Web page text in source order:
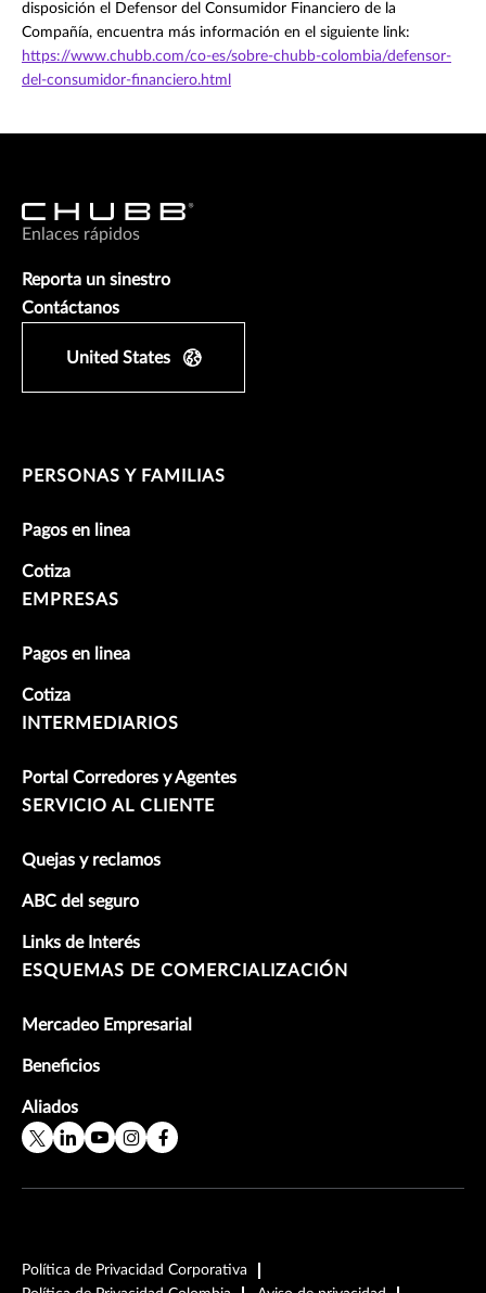
disposición el Defensor del Consumidor Financiero de la
Compañía, encuentra más información en el siguiente link:
https://www.chubb.com/co-es/sobre-chubb-colombia/defensor-
del-consumidor-financiero.html
Enlaces rápidos
Reporta un sinestro
Contáctanos
United States
PERSONAS Y FAMILIAS
Pagos en linea
Cotiza
EMPRESAS
Pagos en linea
Cotiza
INTERMEDIARIOS
Portal Corredores y Agentes
SERVICIO AL CLIENTE
Quejas y reclamos
ABC del seguro
Links de Interés
ESQUEMAS DE COMERCIALIZACIÓN
Mercadeo Empresarial
Beneficios
Aliados
Política de Privacidad Corporativa